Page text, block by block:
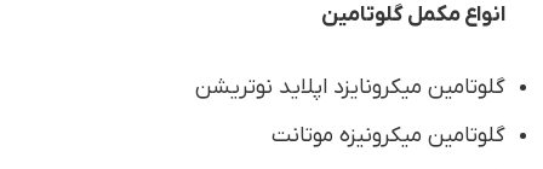
انواع مکمل گلوتامین
گلوتامین میکرونایزد اپلاید نوتریشن
گلوتامین میکرونیزه موتانت